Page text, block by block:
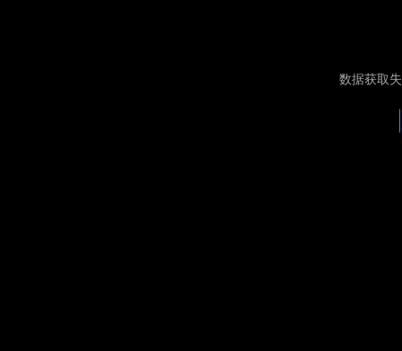
数据获取